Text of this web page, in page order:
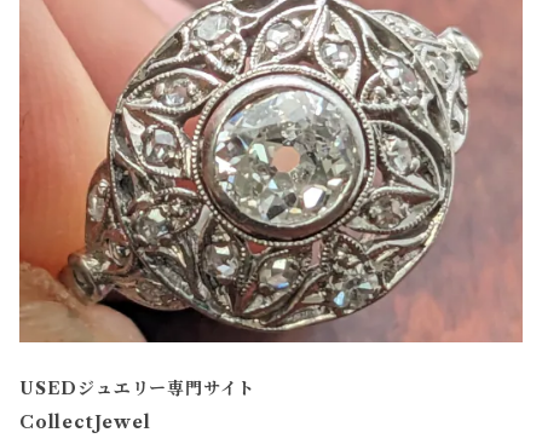
USEDジュエリー専門サイト
CollectJewel